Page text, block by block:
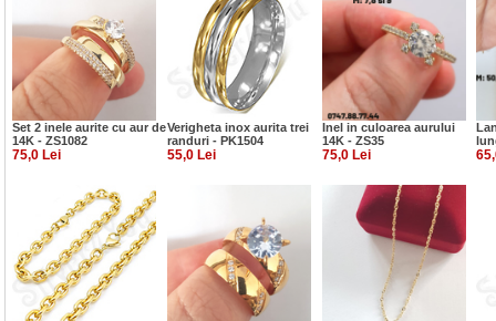
Set 2 inele aurite cu aur de
14K - ZS1082
Verigheta inox aurita trei
randuri - PK1504
Inel in culoarea aurului
14K - ZS35
75,0 Lei 55,0 Lei 75,0 Lei